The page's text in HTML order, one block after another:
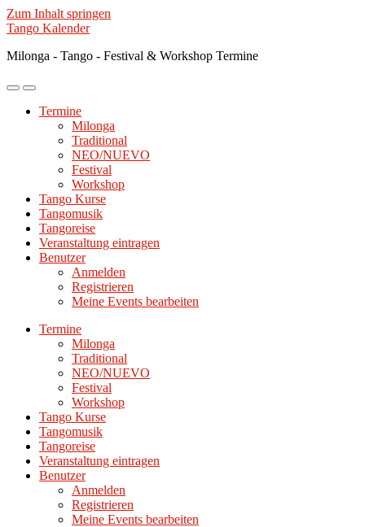
Zum Inhalt springen
Tango Kalender
Milonga - Tango - Festival & Workshop Termine
Mobile-
ein-/ausblenden
Suchfeld
ein-/ausblenden
Termine
Milonga
Traditional
NEO/NUEVO
Festival
Workshop
Tango Kurse
Tangomusik
Tangoreise
Veranstaltung eintragen
Benutzer
Anmelden
Registrieren
Meine Events bearbeiten
Termine
Milonga
Traditional
NEO/NUEVO
Festival
Workshop
Tango Kurse
Tangomusik
Tangoreise
Veranstaltung eintragen
Benutzer
Anmelden
Registrieren
Meine Events bearbeiten